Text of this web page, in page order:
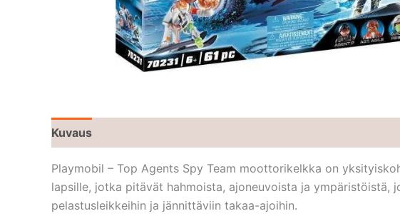
Kuvaus
Playmobil – Top Agents Spy Team moottorikelkka on
lapsille, jotka pitävät hahmoista, ajoneuvoista ja ympäristöistä,
pelastusleikkeihin ja jännittäviin takaa-ajoihin.